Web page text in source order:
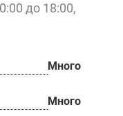
до 18:00,
Много
Много